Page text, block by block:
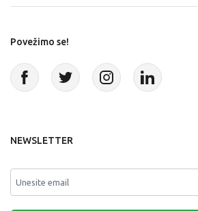
Povežimo se!
NEWSLETTER